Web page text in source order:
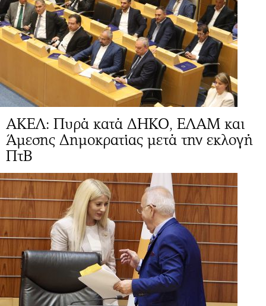
ΑΚΕΛ: Πυρά κατά ΔΗΚΟ, ΕΛΑΜ και
Άμεσης Δημοκρατίας μετά την εκλογή
ΠτΒ